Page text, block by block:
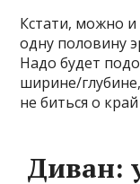
Кстати, можно
одну половину
Надо будет
ширине/
не биться о
Диван: